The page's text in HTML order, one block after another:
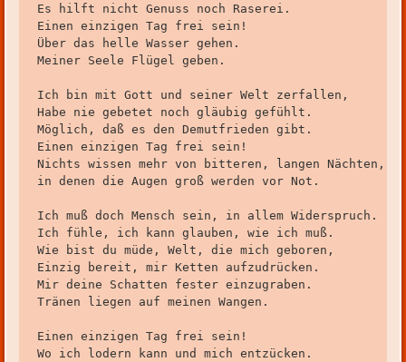
Es hilft nicht Genuss noch Raserei.
Einen einzigen Tag frei sein!
Über das helle Wasser gehen.
Meiner Seele Flügel geben.
Ich bin mit Gott und seiner Welt zerfallen,
Habe nie gebetet noch gläubig gefühlt.
Möglich, daß es den Demutfrieden gibt.
Einen einzigen Tag frei sein!
Nichts wissen mehr von bitteren, langen Nächten,
in denen die Augen groß werden vor Not.
Ich muß doch Mensch sein, in allem Widerspruch.
Ich fühle, ich kann glauben, wie ich muß.
Wie bist du müde, Welt, die mich geboren,
Einzig bereit, mir Ketten aufzudrücken.
Mir deine Schatten fester einzugraben.
Tränen liegen auf meinen Wangen.
Einen einzigen Tag frei sein!
Wo ich lodern kann und mich entzücken.